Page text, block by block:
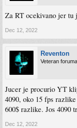
Za RT ocekivano jer
Dec 12, 2022
Reventon
Veteran foruma
Jucer je procurio YT
4090, oko 15 fps
600$ razlike. Jos 4090
Dec 12, 2022